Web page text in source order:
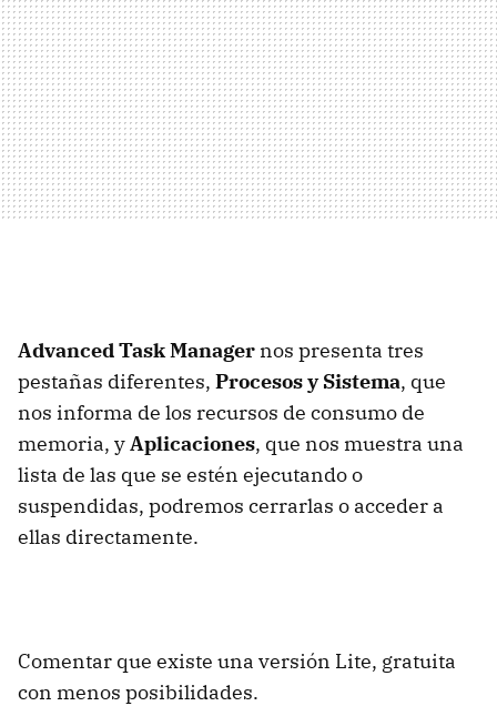
Advanced Task Manager nos presenta tres
pestañas diferentes, Procesos y Sistema, que
nos informa de los recursos de consumo de
memoria, y Aplicaciones, que nos muestra una
lista de las que se estén ejecutando o
suspendidas, podremos cerrarlas o acceder a
ellas directamente.
Comentar que existe una versión Lite, gratuita
con menos posibilidades.